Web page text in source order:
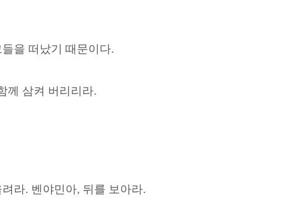
을 떠났기 때문이다.
께 삼켜 버리리라.
라. 벤야민아, 뒤를 보아라.